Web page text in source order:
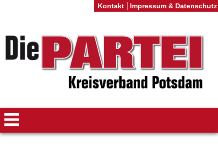
Kontakt Impressum & Datenschutz